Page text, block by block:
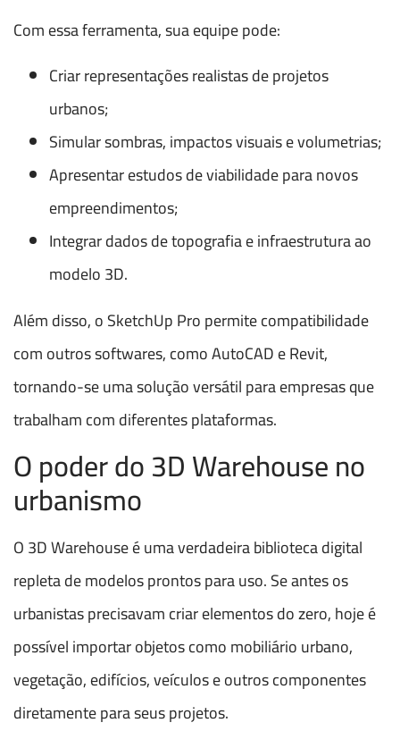
Com essa ferramenta, sua equipe pode:
Criar representações realistas de projetos
urbanos;
Simular sombras, impactos visuais e volumetrias;
Apresentar estudos de viabilidade para novos
empreendimentos;
Integrar dados de topografia e infraestrutura ao
modelo 3D.
Além disso, o SketchUp Pro permite compatibilidade
com outros softwares, como AutoCAD e Revit,
tornando-se uma solução versátil para empresas que
trabalham com diferentes plataformas.
O poder do 3D Warehouse no
urbanismo
O 3D Warehouse é uma verdadeira biblioteca digital
repleta de modelos prontos para uso. Se antes os
urbanistas precisavam criar elementos do zero, hoje é
possível importar objetos como mobiliário urbano,
vegetação, edifícios, veículos e outros componentes
diretamente para seus projetos.